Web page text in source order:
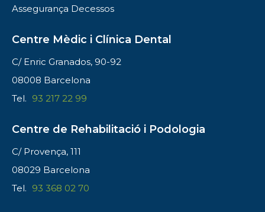
Assegurança Decessos
Centre Mèdic i Clínica Dental
C/ Enric Granados, 90-92
08008 Barcelona
Tel. 93 217 22 99
Centre de Rehabilitació i Podologia
C/ Provença, 111
08029 Barcelona
Tel. 93 368 02 70